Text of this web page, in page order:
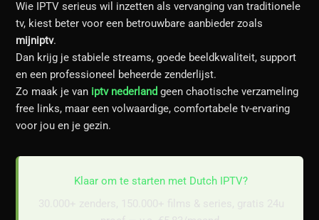
Wie IPTV serieus wil inzetten als vervanging van traditionele
tv, kiest beter voor een betrouwbare aanbieder zoals
mijniptv.
Dan krijg je stabiele streams, goede beeldkwaliteit, support
en een professioneel beheerde zenderlijst.
Zo maak je van iptv nederland geen chaotische verzameling
free links, maar een volwaardige, comfortabele tv-ervaring
voor jou en je gezin.
Klaar om te starten met Dutch IPTV?